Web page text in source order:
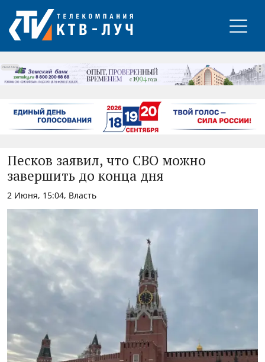
РЕКЛАМА
Песков заявил, что СВО можно
завершить до конца дня
2 Июня, 15:04, Власть